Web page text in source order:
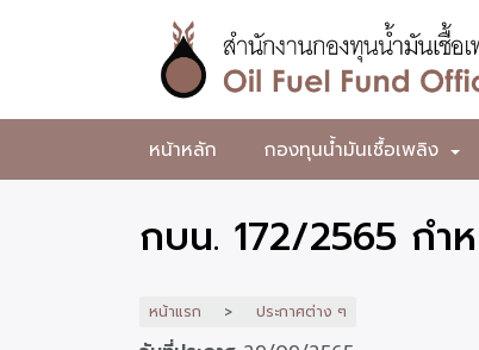
หลัก
สำนักงาน
กองทุน
น้ำมัน
เพลิง
หน้าหลัก +
กองทุนน้ำมันเชื้อเพลิง
กบน. 172/2565 กำ
หน้าแรก ประกาศต่าง ๆ